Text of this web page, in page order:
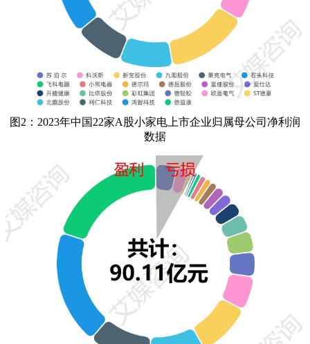
图2：2023年中国22家A股小家电上市企业归属母公司净利润
数据